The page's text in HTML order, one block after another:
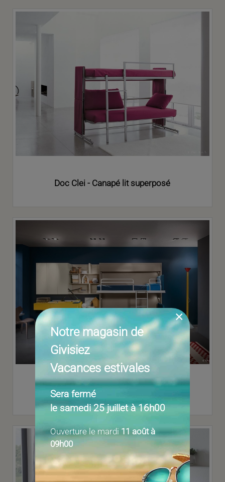
Doc Clei - Canapé lit superposé
Kali Duo Board Clei - Lits superposés
×
Notre magasin de
Givisiez
Vacances estivales
Sera fermé
le samedi 25 juillet à 16h00
Ouverture le mardi 11 août à
09h00